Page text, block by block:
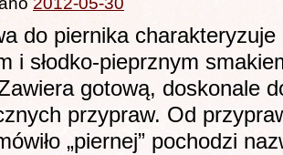
do piernika charakteryzuje
i słodko-pieprznym
gotową, doskonale
przypraw. Od
„piernej” pochodzi